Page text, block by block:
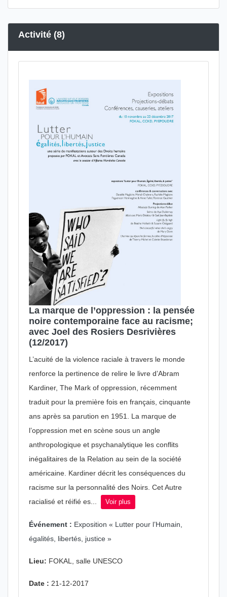
Activité (8)
La marque de l’oppression : la pensée
noire contemporaine face au racisme;
avec Joel des Rosiers Desrivières
(12/2017)
L’acuité de la violence raciale à travers le monde
renforce la pertinence de relire le livre d’Abram
Kardiner, The Mark of oppression, récemment
traduit pour la première fois en français, cinquante
ans après sa parution en 1951. La marque de
l’oppression met en scène sous un angle
anthropologique et psychanalytique les conflits
inégalitaires de la Relation au sein de la société
américaine. Kardiner décrit les conséquences du
racisme sur la personnalité des Noirs. Cet Autre
racialisé et réifié es...
Voir plus
Événement : Exposition « Lutter pour l’Humain,
égalités, libertés, justice »
Lieu: FOKAL, salle UNESCO
Date : 21-12-2017